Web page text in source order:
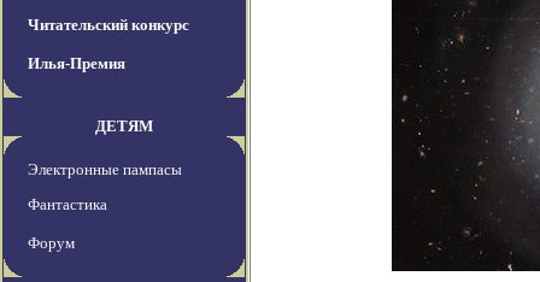
Читательский конкурс
Илья-Премия
ДЕТЯМ
Электронные пампасы
Фантастика
Форум